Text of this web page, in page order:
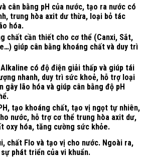
cân bằng pH của nước, tạo ra nước có
trung hòa axit dư thừa, loại bỏ tác
hóa.
chất cần thiết cho cơ thể (Canxi, Sắt,
giúp cân bằng khoáng chất và duy trì
có độ điện giải thấp và giúp tái
nhanh, duy trì sức khoẻ, hỗ trợ loại
gây lão hóa và giúp cân bằng độ pH
tạo khoáng chất, tạo vị ngọt tự nhiên,
nước, hỗ trợ cơ thể trung hòa axit dư,
oxy hóa, tăng cường sức khỏe.
chất Flo và tạo vị cho nước. Ngoài ra,
phát triển của vi khuẩn.